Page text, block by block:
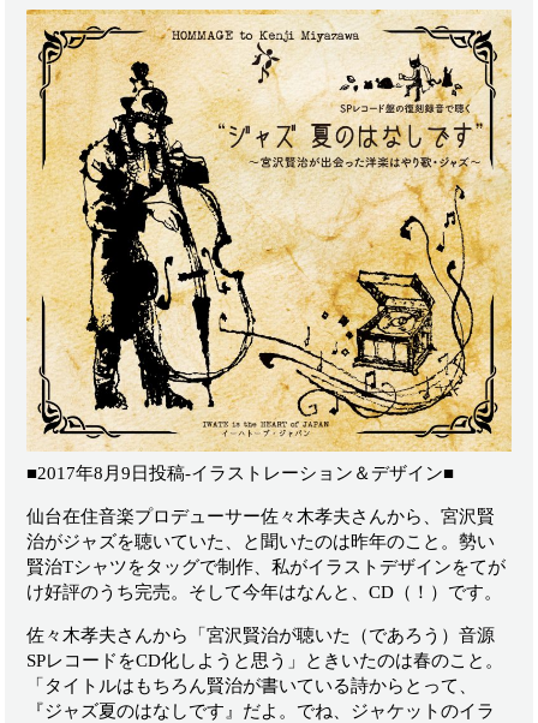
■2017年8月9日投稿-イラストレーション＆デザイン■
仙台在住音楽プロデューサー佐々木孝夫さんから、宮沢賢
治がジャズを聴いていた、と聞いたのは昨年のこと。勢い
賢治Tシャツをタッグで制作、私がイラストデザインをてが
け好評のうち完売。そして今年はなんと、CD（！）です。
佐々木孝夫さんから「宮沢賢治が聴いた（であろう）音源
SPレコードをCD化しようと思う」ときいたのは春のこと。
「タイトルはもちろん賢治が書いている詩からとって、
『ジャズ夏のはなしです』だよ。でね、ジャケットのイラ